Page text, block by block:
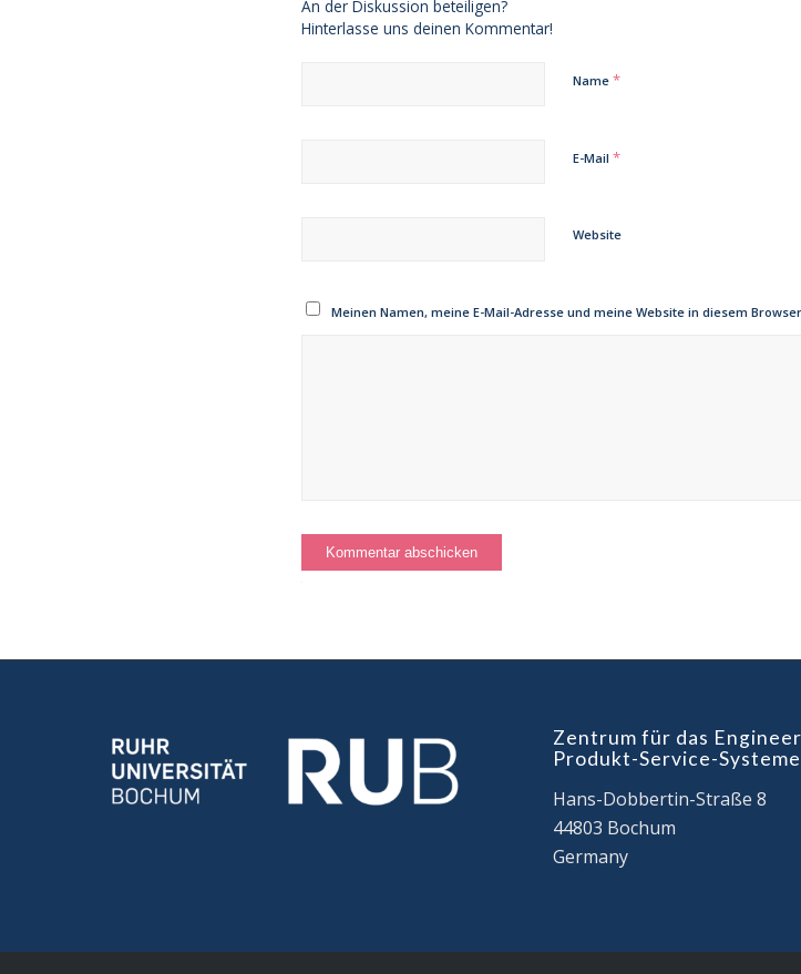
An der Diskussion beteiligen?
Hinterlasse uns deinen Kommentar!
Name *
E-Mail *
Website
Meinen Namen, meine E-Mail-Adresse und meine Website in diesem
Zentrum für das
Produkt-Service-Systeme
Hans-Dobbertin-Straße 8
44803 Bochum
Germany